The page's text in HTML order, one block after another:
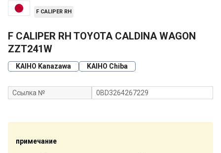
F CALIPER RH
F CALIPER RH TOYOTA CALDINA WAGON
ZZT241W
KAIHO Kanazawa KAIHO Chiba
Ссылка № 0BD3264267229
примечание